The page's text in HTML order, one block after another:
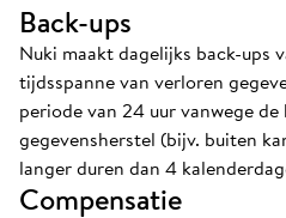
Back-ups
Nuki maakt dagelijks back-ups
tijdsspanne van verloren
periode van 24 uur vanwege
gegevensherstel (bijv. buiten
langer duren dan 4
Compensatie